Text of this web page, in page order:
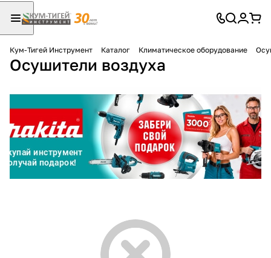
Кум-Тигей Инструмент Каталог Климатическое оборудование
Осушители воздуха
Для клиентов всех банков
Разбейте
оплату на части
без переплат